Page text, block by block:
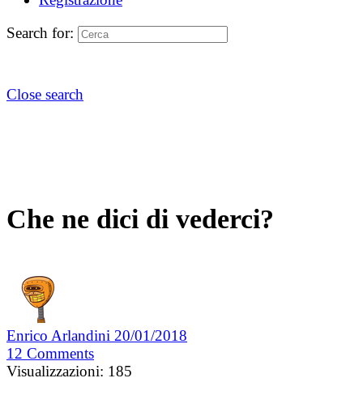
Search for:
Close search
Che ne dici di vederci?
Enrico Arlandini 20/01/2018
12 Comments
Visualizzazioni: 185